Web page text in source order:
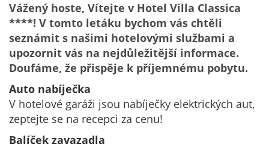
Vážený hoste, Vítejte v Hotel Villa Classica
****! V tomto letáku bychom vás chtěli
seznámit s našimi hotelovými službami a
upozornit vás na nejdůležitější informace.
Doufáme, že přispěje k příjemnému pobytu.
Auto nabíječka
V hotelové garáži jsou nabíječky elektrických aut,
zeptejte se na recepci za cenu!
Balíček zavazadla